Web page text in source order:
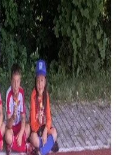
ein 2:0 im Halbfinale – erst
P...
Rot-Weiß –
vier Ländern, ein
Finale auf...